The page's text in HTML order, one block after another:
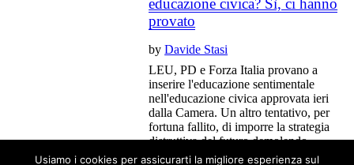
provato
byDavide Stasi
LEU, PD e Forza Italia provano a
inserire l'educazione sentimentale
nell'educazione civica approvata ieri
dalla Camera. Un altro tentativo, per
fortuna fallito, di imporre la strategia
distruttiva del futuro demolendo
uomini, unioni e relazioni.
Usiamo i cookies per assicurarti la migliore esperienza sul